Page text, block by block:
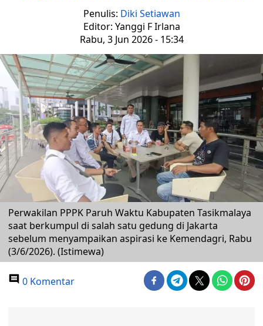
Penulis: Diki Setiawan
Editor: Yanggi F Irlana
Rabu, 3 Jun 2026 - 15:34
Perwakilan PPPK Paruh Waktu Kabupaten Tasikmalaya
saat berkumpul di salah satu gedung di Jakarta
sebelum menyampaikan aspirasi ke Kemendagri, Rabu
(3/6/2026). (Istimewa)
0 Komentar